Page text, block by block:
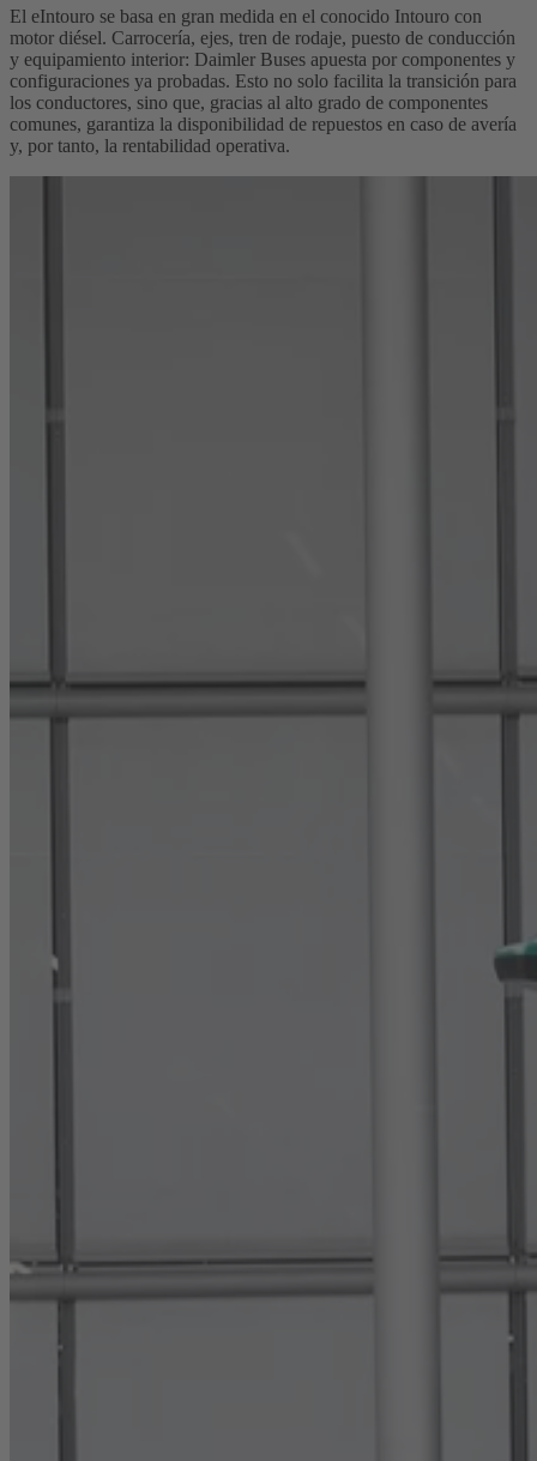
El eIntouro se basa en gran medida en el conocido Intouro con
motor diésel. Carrocería, ejes, tren de rodaje, puesto de conducción
y equipamiento interior: Daimler Buses apuesta por componentes y
configuraciones ya probadas. Esto no solo facilita la transición para
los conductores, sino que, gracias al alto grado de componentes
comunes, garantiza la disponibilidad de repuestos en caso de avería
y, por tanto, la rentabilidad operativa.